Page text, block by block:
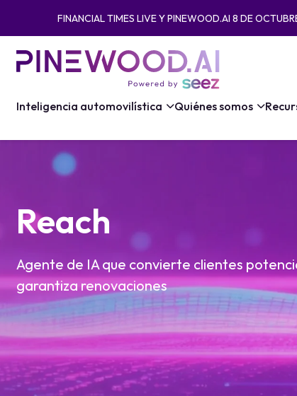
FINANCIAL TIMES LIVE Y PINEWOOD.AI 8 DE
Inteligencia automovilística Quiénes somos
Reach
Agente de IA que convierte clientes
garantiza renovaciones